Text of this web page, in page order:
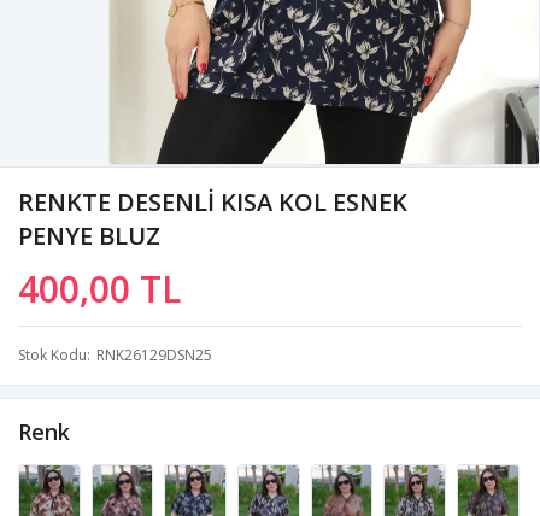
RENKTE DESENLİ KISA KOL ESNEK
PENYE BLUZ
400,00 TL
Stok Kodu RNK26129DSN25
Renk